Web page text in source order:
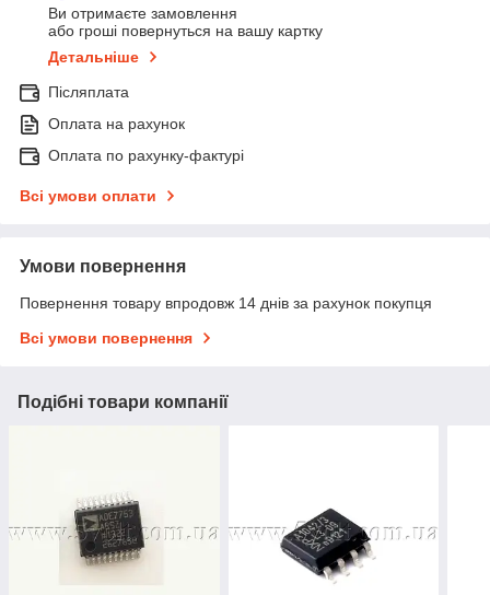
Ви отримаєте замовлення
або гроші повернуться на вашу картку
Детальніше
Післяплата
Оплата на рахунок
Оплата по рахунку-фактурі
Всі умови оплати
Умови повернення
Повернення товару впродовж 14 днів за рахунок покупця
Всі умови повернення
Подібні товари компанії